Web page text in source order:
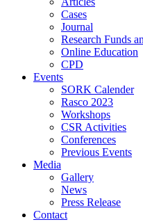
Cases
Journal
Research Funds
Online Education
CPD
Events
SORK Calender
Rasco 2023
Workshops
CSR Activities
Conferences
Previous Events
Media
Gallery
News
Press Release
Contact